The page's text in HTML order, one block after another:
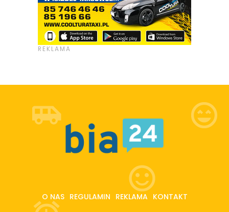
O NAS REGULAMIN REKLAMA KONTAKT